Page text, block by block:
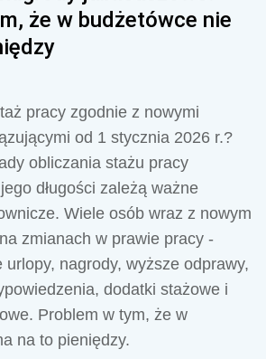
że w budżetówce nie
pracy zgodnie z nowymi
od 1 stycznia 2026 r.?
obliczania stażu pracy
długości zależą ważne
Wiele osób wraz z nowym
zmianach w prawie pracy -
urlopy, nagrody, wyższe odprawy,
dodatki stażowe i
Problem w tym, że w
na to pieniędzy.